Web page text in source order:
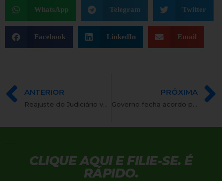
WhatsApp Telegram Twitter
Facebook LinkedIn Email
ANTERIOR
Reajuste do Judiciário vai ao Plenário com urgência
PRÓXIMA
Governo fecha acordo para aprovação de MPs dos trabalhadores
CLIQUE AQUI E FILIE-SE. É
RÁPIDO.